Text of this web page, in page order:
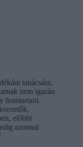
tanácsára,
nem igazán
fenntartani.
előbbi
azonnal